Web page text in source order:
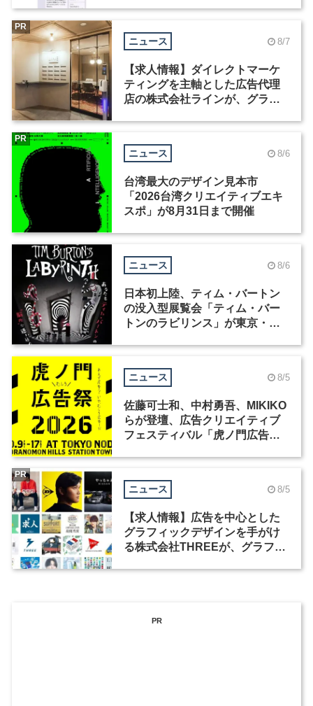
ニュース 8/7
【求人情報】ダイレクトマーケ
ティングを主軸とした広告代理
店の株式会社ラインが、グラフ
PR
ニュース 8/6
台湾最大のデザイン見本市
「2026台湾クリエイティブエキ
スポ」が8月31日まで開催
PR
ニュース 8/6
日本初上陸、ティム・バートン
の没入型展覧会「ティム・バー
トンのラビリンス」が東京・豊
ニュース 8/5
佐藤可士和、中村勇吾、MIKIKO
らが登壇、広告クリエイティブ
フェスティバル「虎ノ門広告
ニュース 8/5
【求人情報】広告を中心とした
グラフィックデザインを手がけ
る株式会社THREEが、グラフィ
PR
PR